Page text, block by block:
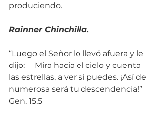
produciendo.
Rainner Chinchilla.
“Luego el Señor lo llevó afuera y le
dijo: —Mira hacia el cielo y cuenta
las estrellas, a ver si puedes. ¡Así de
numerosa será tu descendencia!”
Gen. 15.5